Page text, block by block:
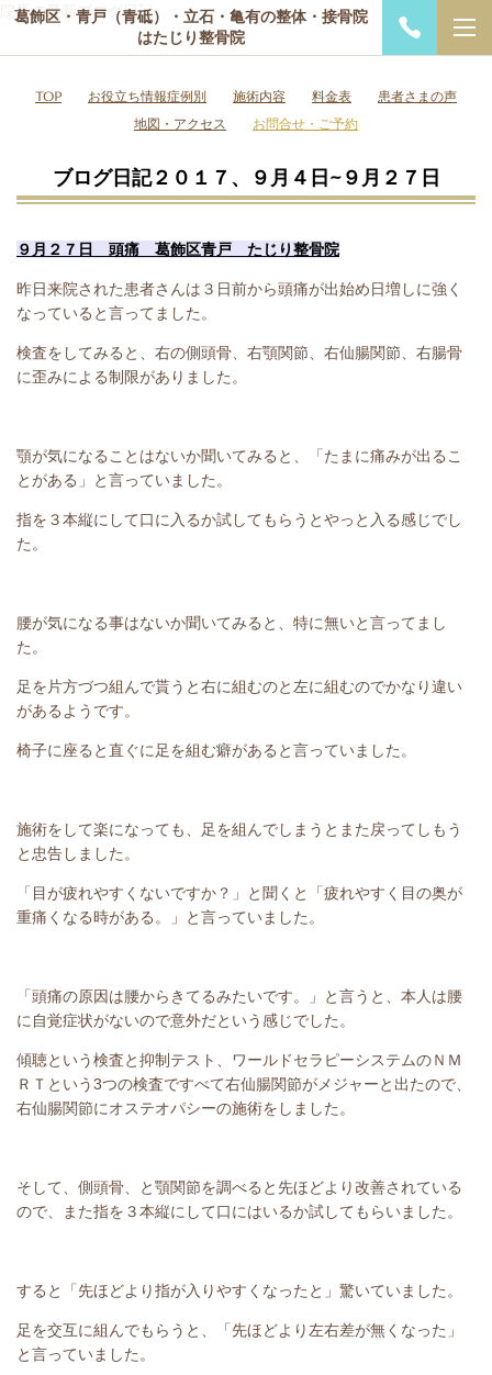
院長の最新ブログ日記
葛飾区・青戸（青砥）・立石・亀有の整体・接骨院
はたじり整骨院
TOP お役立ち情報症例別 施術内容 料金表
患者さまの声
地図・アクセス
お問合せ・ご予約
ブログ日記２０１７、９月４日~９月２７日
９月２７日 頭痛 葛飾区青戸 たじり整骨院
昨日来院された患者さんは３日前から頭痛が出始め日増しに強く
なっていると言ってました。
検査をしてみると、右の側頭骨、右顎関節、右仙腸関節、右腸骨
に歪みによる制限がありました。
顎が気になることはないか聞いてみると、「たまに痛みが出るこ
とがある」と言っていました。
指を３本縦にして口に入るか試してもらうとやっと入る感じでし
た。
腰が気になる事はないか聞いてみると、特に無いと言ってまし
た。
足を片方づつ組んで貰うと右に組むのと左に組むのでかなり違い
があるようです。
椅子に座ると直ぐに足を組む癖があると言っていました。
施術をして楽になっても、足を組んでしまうとまた戻ってしもう
と忠告しました。
「目が疲れやすくないですか？」と聞くと「疲れやすく目の奥が
重痛くなる時がある。」と言っていました。
「頭痛の原因は腰からきてるみたいです。」と言うと、本人は腰
に自覚症状がないので意外だという感じでした。
傾聴という検査と抑制テスト、ワールドセラピーシステムのＮＭ
ＲＴという3つの検査ですべて右仙腸関節がメジャーと出たので、
右仙腸関節にオステオパシーの施術をしました。
そして、側頭骨、と顎関節を調べると先ほどより改善されている
ので、また指を３本縦にして口にはいるか試してもらいました。
すると「先ほどより指が入りやすくなったと」驚いていました。
足を交互に組んでもらうと、「先ほどより左右差が無くなった」
と言っていました。